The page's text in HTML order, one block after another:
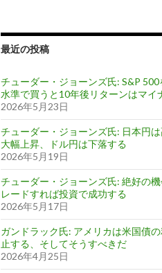
最近の投稿
チューダー・ジョーンズ氏: S&P 500
水準で買うと10年後リターンはマイ
2026年5月23日
チューダー・ジョーンズ氏: 日本円
大幅上昇、ドル円は下落する
2026年5月19日
チューダー・ジョーンズ氏: 絶好の
レードすれば投資で成功する
2026年5月17日
ガンドラック氏: アメリカは米国債
止する、そしてそうすべきだ
2026年4月25日